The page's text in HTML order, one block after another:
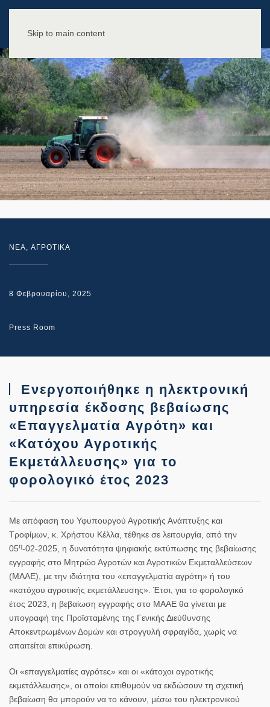
Skip to main content
NEA, ΑΓΡΟΤΙΚΑ
8 Φεβρουαρίου, 2025
Press Room
Ενεργοποιήθηκε η ηλεκτρονική
υπηρεσία έκδοσης βεβαίωσης
«Επαγγελματία Αγρότη» και
«Κατόχου Αγροτικής
Εκμετάλλευσης» για το
φορολογικό έτος 2023
Με απόφαση του Υφυπουργού Αγροτικής Ανάπτυξης και
Τροφίμων, κ. Χρήστου Κέλλα, τέθηκε σε λειτουργία, από την
05η-02-2025, η δυνατότητα ψηφιακής εκτύπωσης της βεβαίωσης
εγγραφής στο Μητρώο Αγροτών και Αγροτικών Εκμεταλλεύσεων
(ΜΑΑΕ), με την ιδιότητα του «επαγγελματία αγρότη» ή του
«κατόχου αγροτικής εκμετάλλευσης». Έτσι, για το φορολογικό
έτος 2023, η βεβαίωση εγγραφής στο ΜΑΑΕ θα γίνεται με
υπογραφή της Προϊσταμένης της Γενικής Διεύθυνσης
Αποκεντρωμένων Δομών και στρογγυλή σφραγίδα, χωρίς να
απαιτείται επικύρωση.
Οι «επαγγελματίες αγρότες» και οι «κάτοχοι αγροτικής
εκμετάλλευσης», οι οποίοι επιθυμούν να εκδώσουν τη σχετική
βεβαίωση θα μπορούν να το κάνουν, μέσω του ηλεκτρονικού